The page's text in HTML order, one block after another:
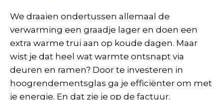
We draaien ondertussen allemaal de
verwarming een graadje lager en doen een
extra warme trui aan op koude dagen. Maar
wist je dat heel wat warmte ontsnapt via
deuren en ramen? Door te investeren in
hoogrendementsglas ga je efficiënter om met
je energie. En dat zie je op de factuur.